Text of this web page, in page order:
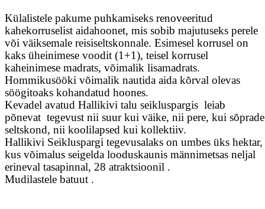
Külalistele pakume puhkamiseks renoveeritud
kahekorruselist aidahoonet, mis sobib majutuseks perele
või väiksemale reisiseltskonnale. Esimesel korrusel on
kaks üheinimese voodit (1+1), teisel korrusel
kaheinimese madrats, võimalik lisamadrats.
Hommikusööki võimalik nautida aida kõrval olevas
söögitoaks kohandatud hoones.
Kevadel avatud Hallikivi talu seikluspargis leiab
põnevat tegevust nii suur kui väike, nii pere, kui sõprade
seltskond, nii koolilapsed kui kollektiiv.
Hallikivi Seikluspargi tegevusalaks on umbes üks hektar,
kus võimalus seigelda looduskaunis männimetsas neljal
erineval tasapinnal, 28 atraktsioonil .
Mudilastele batuut .